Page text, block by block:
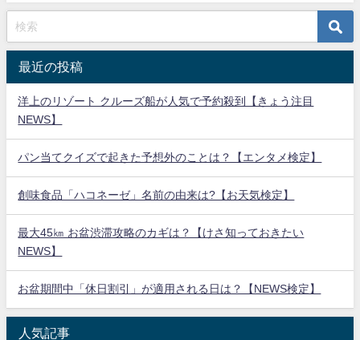
最近の投稿
洋上のリゾート クルーズ船が人気で予約殺到【きょう注目
NEWS】
パン当てクイズで起きた予想外のことは？【エンタメ検定】
創味食品「ハコネーゼ」名前の由来は?【お天気検定】
最大45㎞ お盆渋滞攻略のカギは？【けさ知っておきたい
NEWS】
お盆期間中「休日割引」が適用される日は？【NEWS検定】
人気記事